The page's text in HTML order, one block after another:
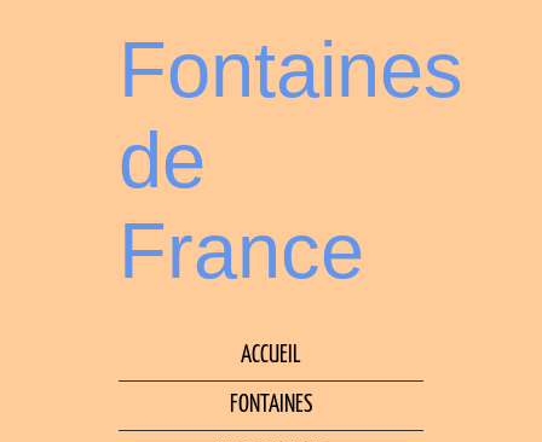
Fontaines
de
France
ACCUEIL
FONTAINES